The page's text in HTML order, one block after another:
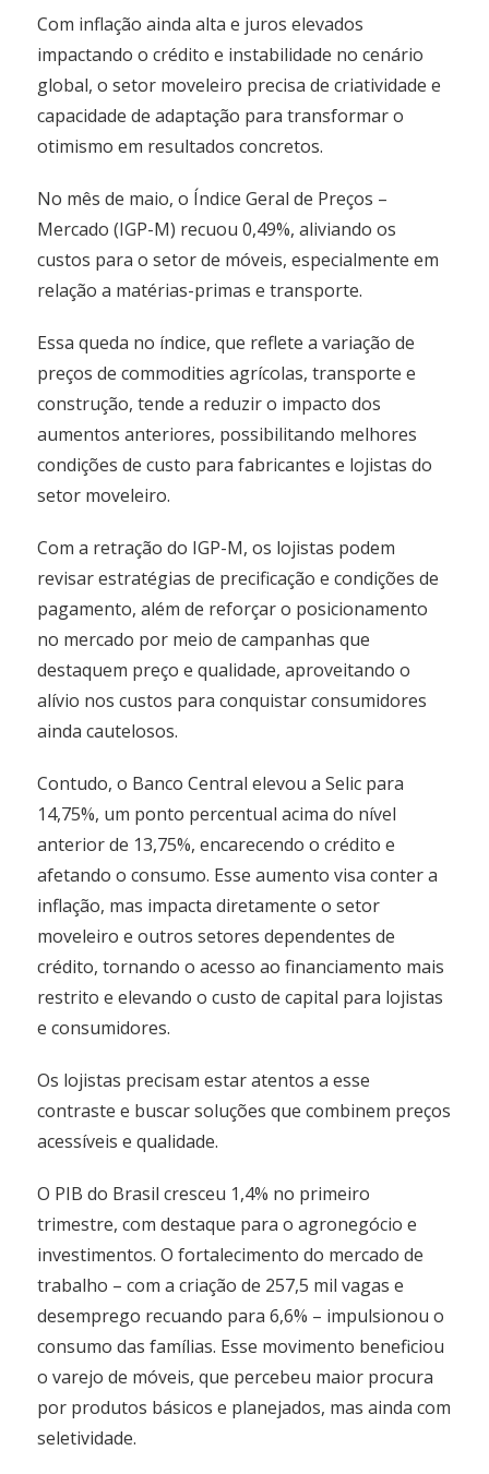
Com inflação ainda alta e juros elevados
impactando o crédito e instabilidade no cenário
global, o setor moveleiro precisa de criatividade e
capacidade de adaptação para transformar o
otimismo em resultados concretos.
No mês de maio, o Índice Geral de Preços –
Mercado (IGP-M) recuou 0,49%, aliviando os
custos para o setor de móveis, especialmente em
relação a matérias-primas e transporte.
Essa queda no índice, que reflete a variação de
preços de commodities agrícolas, transporte e
construção, tende a reduzir o impacto dos
aumentos anteriores, possibilitando melhores
condições de custo para fabricantes e lojistas do
setor moveleiro.
Com a retração do IGP-M, os lojistas podem
revisar estratégias de precificação e condições de
pagamento, além de reforçar o posicionamento
no mercado por meio de campanhas que
destaquem preço e qualidade, aproveitando o
alívio nos custos para conquistar consumidores
ainda cautelosos.
Contudo, o Banco Central elevou a Selic para
14,75%, um ponto percentual acima do nível
anterior de 13,75%, encarecendo o crédito e
afetando o consumo. Esse aumento visa conter a
inflação, mas impacta diretamente o setor
moveleiro e outros setores dependentes de
crédito, tornando o acesso ao financiamento mais
restrito e elevando o custo de capital para lojistas
e consumidores.
Os lojistas precisam estar atentos a esse
contraste e buscar soluções que combinem preços
acessíveis e qualidade.
O PIB do Brasil cresceu 1,4% no primeiro
trimestre, com destaque para o agronegócio e
investimentos. O fortalecimento do mercado de
trabalho – com a criação de 257,5 mil vagas e
desemprego recuando para 6,6% – impulsionou o
consumo das famílias. Esse movimento beneficiou
o varejo de móveis, que percebeu maior procura
por produtos básicos e planejados, mas ainda com
seletividade.